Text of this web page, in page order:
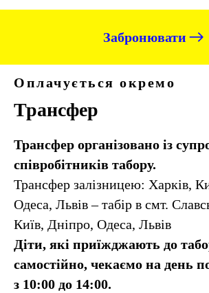
Забронювати
Оплачується окремо
Трансфер
Трансфер організовано із
співробітників табору.
Трансфер залізницею: Харків,
Одеса, Львів – табір в смт.
Київ, Дніпро, Одеса, Львів
Діти, які приїжджають до
самостійно, чекаємо на день
з 10:00 до 14:00.